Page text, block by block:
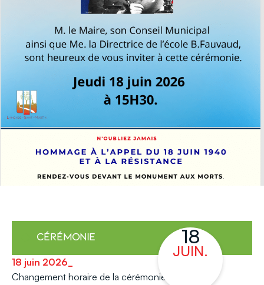
18
JUIN.
Cérémonie
18 juin 2026_
Changement horaire de la cérémonie du 18 juin,